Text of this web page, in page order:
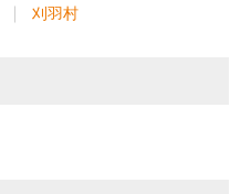
刈羽村